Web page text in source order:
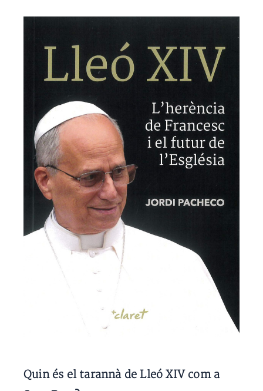
Quin és el tarannà de Lleó XIV com a